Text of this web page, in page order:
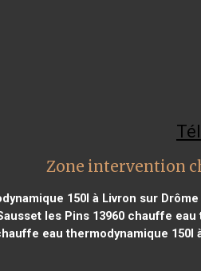
Zone intervention
150l à Livron sur Drôme
les Pins 13960chauffe eau
eau thermodynamique 150l